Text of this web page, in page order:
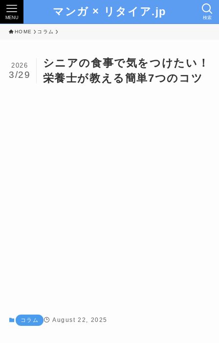
マンガ × リタイア.jp 検索
MENU
HOME コラム
シニアの食事で気をつけたい！
栄養士が教える簡単7つのコツ
2026
3/29
コラム August 22, 2025